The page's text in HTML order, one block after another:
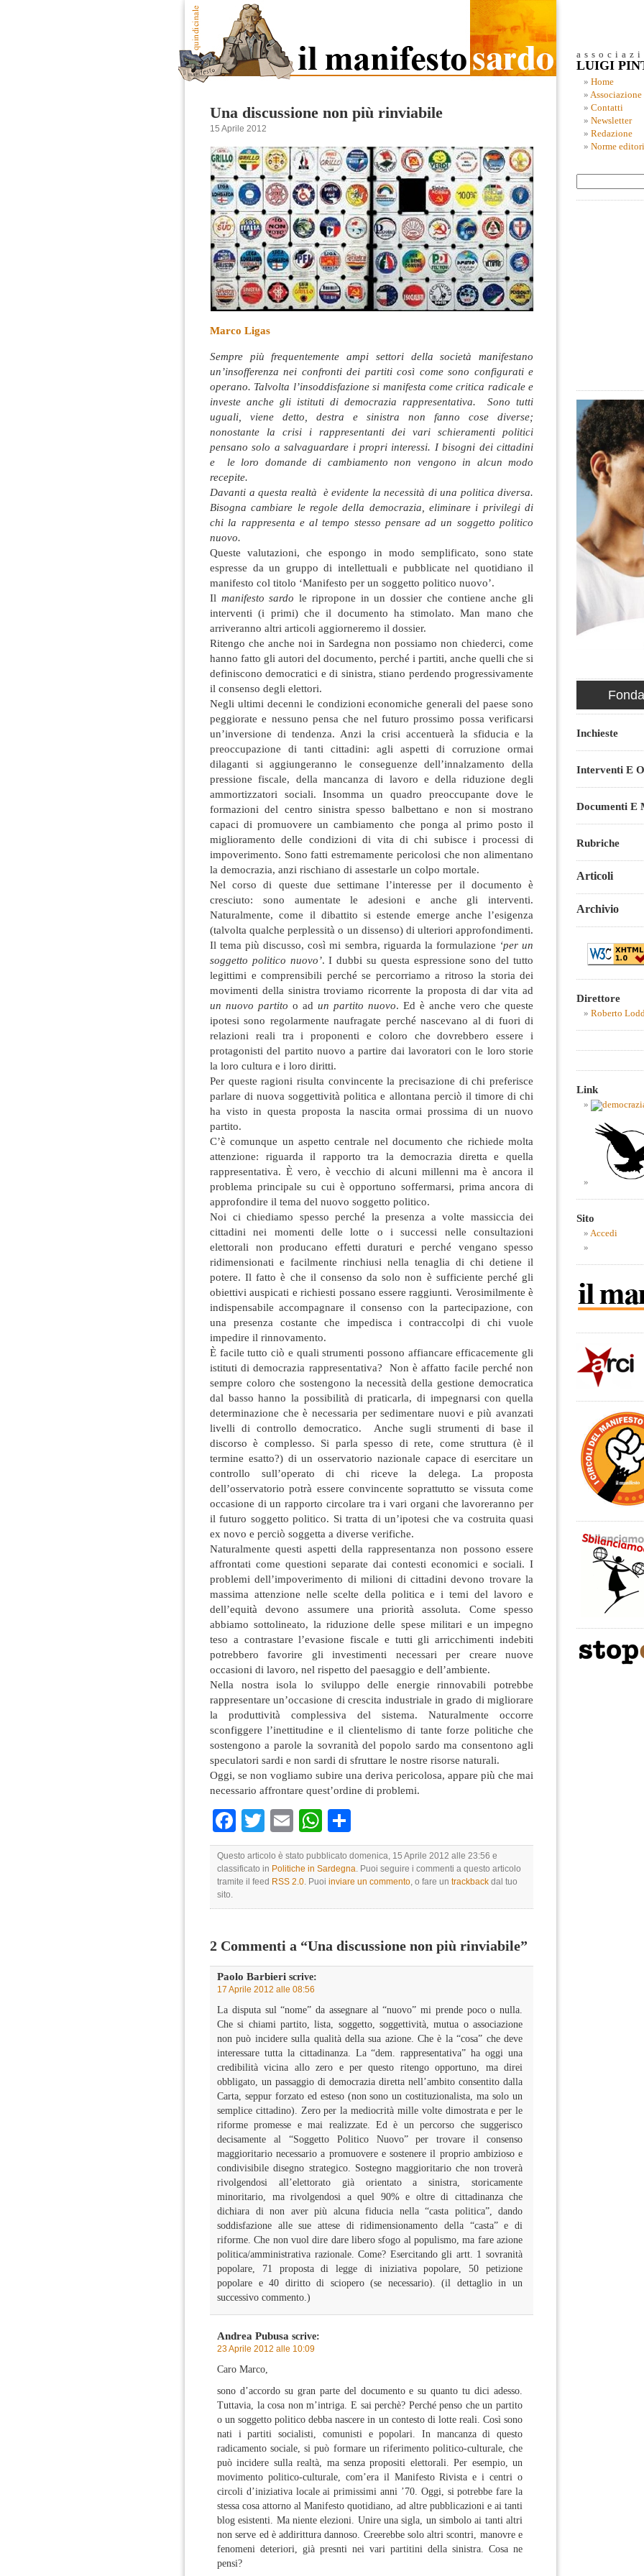
Una discussione non più rinviabile
15 Aprile 2012
Marco Ligas
Sempre più frequentemente ampi settori della società manifestano
un’insofferenza nei confronti dei partiti così come sono configurati e
operano. Talvolta l’insoddisfazione si manifesta come critica radicale e
investe anche gli istituti di democrazia rappresentativa. Sono tutti
uguali, viene detto, destra e sinistra non fanno cose diverse;
nonostante la crisi i rappresentanti dei vari schieramenti politici
pensano solo a salvaguardare i propri interessi. I bisogni dei cittadini
e le loro domande di cambiamento non vengono in alcun modo
recepite.
Davanti a questa realtà è evidente la necessità di una politica diversa.
Bisogna cambiare le regole della democrazia, eliminare i privilegi di
chi la rappresenta e al tempo stesso pensare ad un soggetto politico
nuovo.
Queste valutazioni, che espongo in modo semplificato, sono state
espresse da un gruppo di intellettuali e pubblicate nel quotidiano il
manifesto col titolo ‘Manifesto per un soggetto politico nuovo’.
Il manifesto sardo le ripropone in un dossier che contiene anche gli
interventi (i primi) che il documento ha stimolato. Man mano che
arriveranno altri articoli aggiorneremo il dossier.
Ritengo che anche noi in Sardegna non possiamo non chiederci, come
hanno fatto gli autori del documento, perché i partiti, anche quelli che si
definiscono democratici e di sinistra, stiano perdendo progressivamente
il consenso degli elettori.
Negli ultimi decenni le condizioni economiche generali del paese sono
peggiorate e nessuno pensa che nel futuro prossimo possa verificarsi
un’inversione di tendenza. Anzi la crisi accentuerà la sfiducia e la
preoccupazione di tanti cittadini: agli aspetti di corruzione ormai
dilaganti si aggiungeranno le conseguenze dell’innalzamento della
pressione fiscale, della mancanza di lavoro e della riduzione degli
ammortizzatori sociali. Insomma un quadro preoccupante dove le
formazioni del centro sinistra spesso balbettano e non si mostrano
capaci di promuovere un cambiamento che ponga al primo posto il
miglioramento delle condizioni di vita di chi subisce i processi di
impoverimento. Sono fatti estremamente pericolosi che non alimentano
la democrazia, anzi rischiano di assestarle un colpo mortale.
Nel corso di queste due settimane l’interesse per il documento è
cresciuto: sono aumentate le adesioni e anche gli interventi.
Naturalmente, come il dibattito si estende emerge anche l’esigenza
(talvolta qualche perplessità o un dissenso) di ulteriori approfondimenti.
Il tema più discusso, così mi sembra, riguarda la formulazione ‘per un
soggetto politico nuovo’. I dubbi su questa espressione sono del tutto
legittimi e comprensibili perché se percorriamo a ritroso la storia dei
movimenti della sinistra troviamo ricorrente la proposta di dar vita ad
un nuovo partito o ad un partito nuovo. Ed è anche vero che queste
ipotesi sono regolarmente naufragate perché nascevano al di fuori di
relazioni reali tra i proponenti e coloro che dovrebbero essere i
protagonisti del partito nuovo a partire dai lavoratori con le loro storie
la loro cultura e i loro diritti.
Per queste ragioni risulta convincente la precisazione di chi preferisce
parlare di nuova soggettività politica e allontana perciò il timore di chi
ha visto in questa proposta la nascita ormai prossima di un nuovo
partito.
C’è comunque un aspetto centrale nel documento che richiede molta
attenzione: riguarda il rapporto tra la democrazia diretta e quella
rappresentativa. È vero, è vecchio di alcuni millenni ma è ancora il
problema principale su cui è opportuno soffermarsi, prima ancora di
approfondire il tema del nuovo soggetto politico.
Noi ci chiediamo spesso perché la presenza a volte massiccia dei
cittadini nei momenti delle lotte o i successi nelle consultazioni
elettorali non producano effetti duraturi e perché vengano spesso
ridimensionati e facilmente rinchiusi nella tenaglia di chi detiene il
potere. Il fatto è che il consenso da solo non è sufficiente perché gli
obiettivi auspicati e richiesti possano essere raggiunti. Verosimilmente è
indispensabile accompagnare il consenso con la partecipazione, con
una presenza costante che impedisca i contraccolpi di chi vuole
impedire il rinnovamento.
È facile tutto ciò e quali strumenti possono affiancare efficacemente gli
istituti di democrazia rappresentativa? Non è affatto facile perché non
sempre coloro che sostengono la necessità della gestione democratica
dal basso hanno la possibilità di praticarla, di impegnarsi con quella
determinazione che è necessaria per sedimentare nuovi e più avanzati
livelli di controllo democratico. Anche sugli strumenti di base il
discorso è complesso. Si parla spesso di rete, come struttura (è il
termine esatto?) di un osservatorio nazionale capace di esercitare un
controllo sull’operato di chi riceve la delega. La proposta
dell’osservatorio potrà essere convincente soprattutto se vissuta come
occasione di un rapporto circolare tra i vari organi che lavoreranno per
il futuro soggetto politico. Si tratta di un’ipotesi che va costruita quasi
ex novo e perciò soggetta a diverse verifiche.
Naturalmente questi aspetti della rappresentanza non possono essere
affrontati come questioni separate dai contesti economici e sociali. I
problemi dell’impoverimento di milioni di cittadini devono trovare la
massima attenzione nelle scelte della politica e i temi del lavoro e
dell’equità devono assumere una priorità assoluta. Come spesso
abbiamo sottolineato, la riduzione delle spese militari e un impegno
teso a contrastare l’evasione fiscale e tutti gli arricchimenti indebiti
potrebbero favorire gli investimenti necessari per creare nuove
occasioni di lavoro, nel rispetto del paesaggio e dell’ambiente.
Nella nostra isola lo sviluppo delle energie rinnovabili potrebbe
rappresentare un’occasione di crescita industriale in grado di migliorare
la produttività complessiva del sistema. Naturalmente occorre
sconfiggere l’inettitudine e il clientelismo di tante forze politiche che
sostengono a parole la sovranità del popolo sardo ma consentono agli
speculatori sardi e non sardi di sfruttare le nostre risorse naturali.
Oggi, se non vogliamo subire una deriva pericolosa, appare più che mai
necessario affrontare quest’ordine di problemi.
Facebook
TwitterEmailWhatsApp
Questo articolo è stato pubblicato domenica, 15 Aprile 2012 alle 23:56 e
classificato in Politiche in Sardegna. Puoi seguire i commenti a questo articolo
tramite il feed RSS 2.0. Puoi inviare un commento, o fare un trackback dal tuo
sito.
2 Commenti a “Una discussione non più rinviabile”
Paolo Barbieri scrive:
17 Aprile 2012 alle 08:56
La disputa sul “nome” da assegnare al “nuovo” mi prende poco o nulla.
Che si chiami partito, lista, soggetto, soggettività, mutua o associazione
non può incidere sulla qualità della sua azione. Che è la “cosa” che deve
interessare tutta la cittadinanza. La “dem. rappresentativa” ha oggi una
credibilità vicina allo zero e per questo ritengo opportuno, ma direi
obbligato, un passaggio di democrazia diretta nell’ambito consentito dalla
Carta, seppur forzato ed esteso (non sono un costituzionalista, ma solo un
semplice cittadino). Zero per la mediocrità mille volte dimostrata e per le
riforme promesse e mai realizzate. Ed è un percorso che suggerisco
decisamente al “Soggetto Politico Nuovo” per trovare il consenso
maggioritario necessario a promuovere e sostenere il proprio ambizioso e
condivisibile disegno strategico. Sostegno maggioritario che non troverà
rivolgendosi all’elettorato già orientato a sinistra, storicamente
minoritario, ma rivolgendosi a quel 90% e oltre di cittadinanza che
dichiara di non aver più alcuna fiducia nella “casta politica”, dando
soddisfazione alle sue attese di ridimensionamento della “casta” e di
riforme. Che non vuol dire dare libero sfogo al populismo, ma fare azione
politica/amministrativa razionale. Come? Esercitando gli artt. 1 sovranità
popolare, 71 proposta di legge di iniziativa popolare, 50 petizione
popolare e 40 diritto di sciopero (se necessario). (il dettaglio in un
successivo commento.)
Andrea Pubusa scrive:
23 Aprile 2012 alle 10:09
Caro Marco,
sono d’accordo su gran parte del documento e su quanto tu dici adesso.
Tuttavia, la cosa non m’intriga. E sai perchè? Perché penso che un partito
o un soggetto politico debba nascere in un contesto di lotte reali. Così sono
nati i partiti socialisti, comunisti e popolari. In mancanza di questo
radicamento sociale, si può formare un riferimento politico-culturale, che
può incidere sulla realtà, ma senza propositi elettorali. Per esempio, un
movimento politico-culturale, com’era il Manifesto Rivista e i centri o
circoli d’iniziativa locale ai primissimi anni ’70. Oggi, si potrebbe fare la
stessa cosa attorno al Manifesto quotidiano, ad altre pubblicazioni e ai tanti
blog esistenti. Ma niente elezioni. Unire una sigla, un simbolo ai tanti altri
non serve ed è addirittura dannoso. Creerebbe solo altri scontri, manovre e
fenomeni deteriori, già presnti nei vari partitini della sinistra. Cosa ne
pensi?
LUIGI
Home
Associazione
Contatti
Newsletter
Redazione
Norme
Inchieste
Interventi E
Documenti E
Rubriche
Articoli
Archivio
Direttore
Roberto
Link
Sito
Accedi